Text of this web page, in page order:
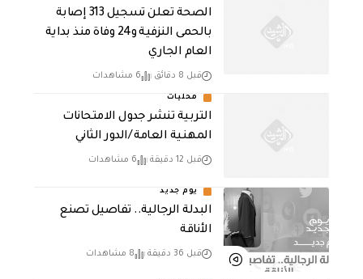
الصحة تعلن تسجيل 313 إصابة
بالحمى النزفية و24 وفاة منذ بداية
العام الجاري
قبل 8 دقائق 6 مشاهدات
محليات
التربية تنشر جدول الامتحانات
المهنية العامة /الدور الثاني
قبل 12 دقيقة 6 مشاهدات
يوم جديد
البدلة الرجالية.. تفاصيل تصنع
الأناقة
قبل 36 دقيقة 8 مشاهدات